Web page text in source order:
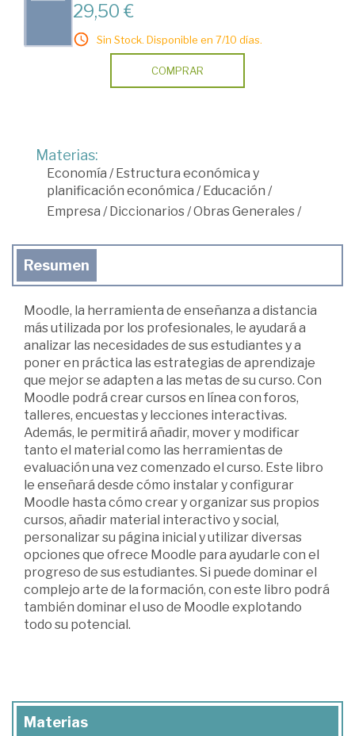
29,50 €
Sin Stock. Disponible en 7/10 días.
COMPRAR
Materias:
Economía /Estructura económica y
planificación económica /Educación /
Empresa /Diccionarios/Obras Generales/
Resumen
Moodle, la herramienta de enseñanza a distancia
más utilizada por los profesionales, le ayudará a
analizar las necesidades de sus estudiantes y a
poner en práctica las estrategias de aprendizaje
que mejor se adapten a las metas de su curso. Con
Moodle podrá crear cursos en línea con foros,
talleres, encuestas y lecciones interactivas.
Además, le permitirá añadir, mover y modificar
tanto el material como las herramientas de
evaluación una vez comenzado el curso. Este libro
le enseñará desde cómo instalar y configurar
Moodle hasta cómo crear y organizar sus propios
cursos, añadir material interactivo y social,
personalizar su página inicial y utilizar diversas
opciones que ofrece Moodle para ayudarle con el
progreso de sus estudiantes. Si puede dominar el
complejo arte de la formación, con este libro podrá
también dominar el uso de Moodle explotando
todo su potencial.
Materias